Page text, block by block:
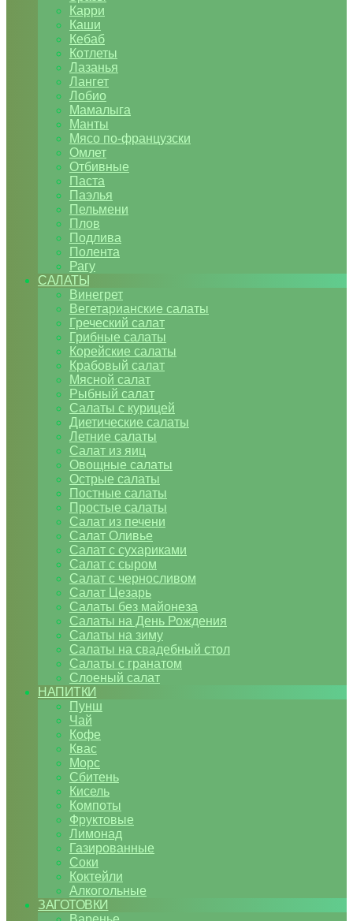
Карри
Каши
Кебаб
Котлеты
Лазанья
Лангет
Лобио
Мамалыга
Манты
Мясо по-французски
Омлет
Отбивные
Паста
Паэлья
Пельмени
Плов
Подлива
Полента
Рагу
САЛАТЫ
Винегрет
Вегетарианские салаты
Греческий салат
Грибные салаты
Корейские салаты
Крабовый салат
Мясной салат
Рыбный салат
Салаты с курицей
Диетические салаты
Летние салаты
Салат из яиц
Овощные салаты
Острые салаты
Постные салаты
Простые салаты
Салат из печени
Салат Оливье
Салат с сухариками
Салат с сыром
Салат с черносливом
Салат Цезарь
Салаты без майонеза
Салаты на День Рождения
Салаты на зиму
Салаты на свадебный стол
Салаты с гранатом
Слоеный салат
НАПИТКИ
Пунш
Чай
Кофе
Квас
Морс
Сбитень
Кисель
Компоты
Фруктовые
Лимонад
Газированные
Соки
Коктейли
Алкогольные
ЗАГОТОВКИ